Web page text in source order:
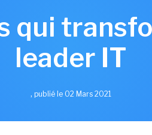
qui
leader IT
, publié le 02 Mars 2021